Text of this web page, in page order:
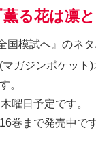
薫る花は凛
国模試へ』のネタ
ガジンポケット
。
曜日予定です。
巻まで発売中です